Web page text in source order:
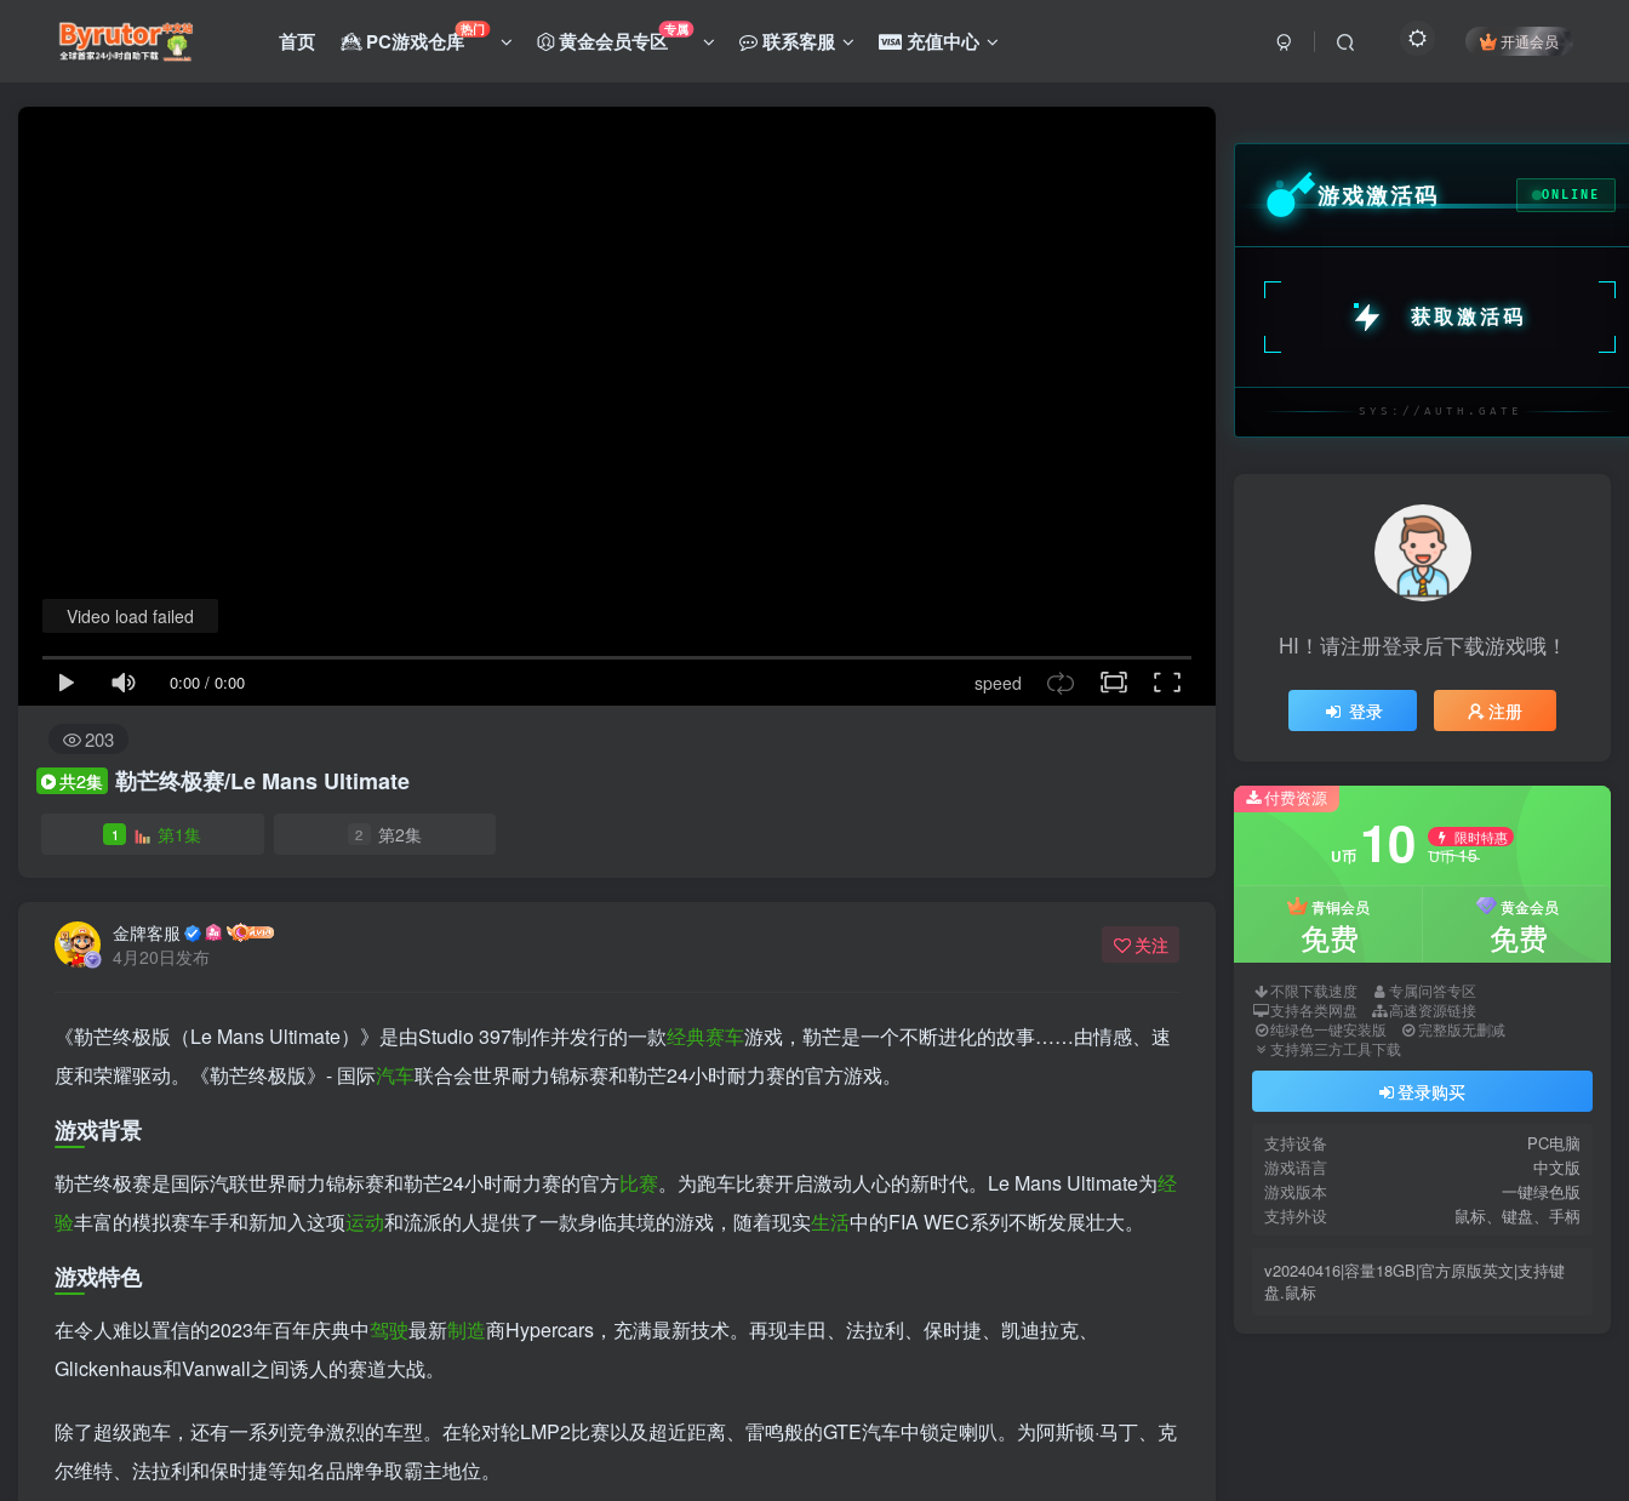
首页 PC游戏仓库热门 黄金会员专区专属 联系客服 充值中心 开通会员
0:00 / 0:00 speed
Video load failed
203
共2集 勒芒终极赛/Le Mans Ultimate
1 第1集 2 第2集
金牌客服
4月20日发布
关注
《勒芒终极版（Le Mans Ultimate）》是由Studio 397制作并发行的一款经典赛车游戏，勒芒是一个不断进化的故事……由情感、速
度和荣耀驱动。《勒芒终极版》- 国际汽车联合会世界耐力锦标赛和勒芒24小时耐力赛的官方游戏。
游戏背景
勒芒终极赛是国际汽联世界耐力锦标赛和勒芒24小时耐力赛的官方比赛。为跑车比赛开启激动人心的新时代。Le Mans Ultimate为经
验丰富的模拟赛车手和新加入这项运动和流派的人提供了一款身临其境的游戏，随着现实生活中的FIA WEC系列不断发展壮大。
游戏特色
在令人难以置信的2023年百年庆典中驾驶最新制造商Hypercars，充满最新技术。再现丰田、法拉利、保时捷、凯迪拉克、
Glickenhaus和Vanwall之间诱人的赛道大战。
除了超级跑车，还有一系列竞争激烈的车型。在轮对轮LMP2比赛以及超近距离、雷鸣般的GTE汽车中锁定喇叭。为阿斯顿·马丁、克
尔维特、法拉利和保时捷等知名品牌争取霸主地位。
游戏激活码 ONLINE
获取激活码
SYS://AUTH.GATE
HI！请注册登录后下载游戏哦！
登录 注册
付费资源
U币 10 限时特惠
U币15
青铜会员
免费
黄金会员
免费
不限下载速度
专属问答专区
支持各类网盘
高速资源链接
纯绿色一键安装版
完整版无删减
支持第三方工具下载
登录购买
支持设备
PC电脑
游戏语言
中文版
游戏版本
一键绿色版
支持外设
鼠标、键盘、手柄
v20240416|容量18GB|官方原版英文|支持键
盘.鼠标